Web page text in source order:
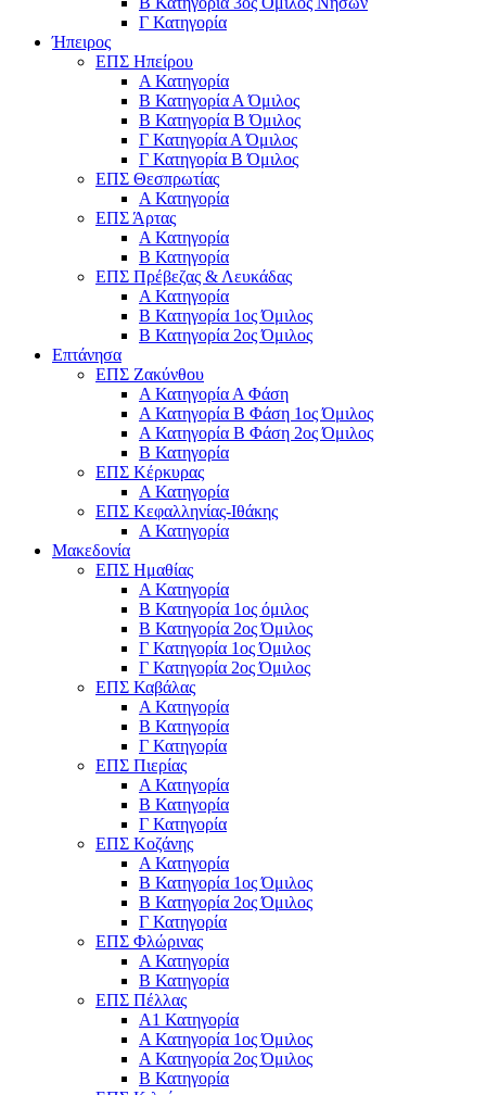
Γ Κατηγορία
Ήπειρος
ΕΠΣ Ηπείρου
Α Κατηγορία
Β Κατηγορία Α Όμιλος
Β Κατηγορία Β Όμιλος
Γ Κατηγορία Α Όμιλος
Γ Κατηγορία Β Όμιλος
ΕΠΣ Θεσπρωτίας
Α Κατηγορία
ΕΠΣ Άρτας
Α Κατηγορία
Β Κατηγορία
ΕΠΣ Πρέβεζας & Λευκάδας
Α Κατηγορία
Β Κατηγορία 1ος Όμιλος
Β Κατηγορία 2ος Όμιλος
Επτάνησα
ΕΠΣ Ζακύνθου
Α Κατηγορία Α Φάση
Α Κατηγορία Β Φάση 1ος Όμιλος
Α Κατηγορία Β Φάση 2ος Όμιλος
Β Κατηγορία
ΕΠΣ Κέρκυρας
A Κατηγορία
ΕΠΣ Κεφαλληνίας-Ιθάκης
Α Κατηγορία
Μακεδονία
ΕΠΣ Ημαθίας
Α Κατηγορία
Β Κατηγορία 1ος όμιλος
Β Κατηγορία 2ος Όμιλος
Γ Κατηγορία 1ος Όμιλος
Γ Κατηγορία 2ος Όμιλος
ΕΠΣ Καβάλας
Α Κατηγορία
Β Κατηγορία
Γ Κατηγορία
ΕΠΣ Πιερίας
Α Κατηγορία
Β Κατηγορία
Γ Κατηγορία
ΕΠΣ Κοζάνης
Α Κατηγορία
Β Κατηγορία 1ος Όμιλος
Β Κατηγορία 2ος Όμιλος
Γ Κατηγορία
ΕΠΣ Φλώρινας
Α Κατηγορία
Β Κατηγορία
ΕΠΣ Πέλλας
Α1 Κατηγορία
Α Κατηγορία 1ος Όμιλος
Α Κατηγορία 2ος Όμιλος
Β Κατηγορία